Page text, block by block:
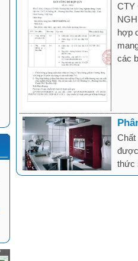
CTY
hợp
các
Chất
thức